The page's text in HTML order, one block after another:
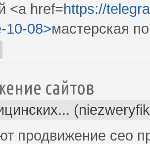
<a href=https://
10-08>мастерская
сайтов
продвижение сео